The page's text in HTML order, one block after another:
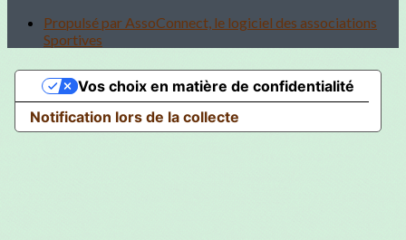
Propulsé par AssoConnect, le logiciel des associations
Sportives
Notification lors de la collecte
Vos choix en matière de confidentialité